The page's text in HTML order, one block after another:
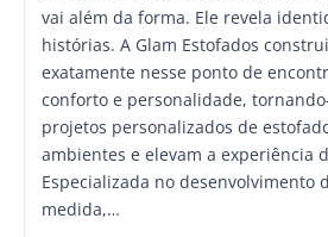
vai além da forma. Ele revela
histórias. A Glam Estofados
exatamente nesse ponto de
conforto e personalidade,
projetos personalizados de
ambientes e elevam a experiência
Especializada no desenvolvimento
medida,…